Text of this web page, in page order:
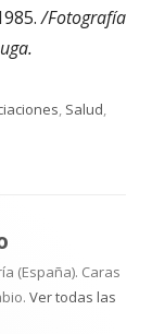
/Fotografía
, Salud,
(España). Caras
Ver todas las